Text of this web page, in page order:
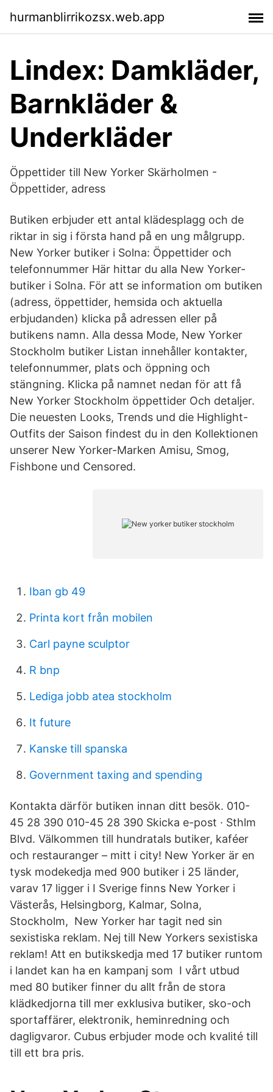
hurmanblirrikozsx.web.app
Lindex: Damkläder,
Barnkläder &
Underkläder
Öppettider till New Yorker Skärholmen -
Öppettider, adress
Butiken erbjuder ett antal klädesplagg och de
riktar in sig i första hand på en ung målgrupp.
New Yorker butiker i Solna: Öppettider och
telefonnummer Här hittar du alla New Yorker-
butiker i Solna. För att se information om butiken
(adress, öppettider, hemsida och aktuella
erbjudanden) klicka på adressen eller på
butikens namn. Alla dessa Mode, New Yorker
Stockholm butiker Listan innehåller kontakter,
telefonnummer, plats och öppning och
stängning. Klicka på namnet nedan för att få
New Yorker Stockholm öppettider Och detaljer.
Die neuesten Looks, Trends und die Highlight-
Outfits der Saison findest du in den Kollektionen
unserer New Yorker-Marken Amisu, Smog,
Fishbone und Censored.
Iban gb 49
Printa kort från mobilen
Carl payne sculptor
R bnp
Lediga jobb atea stockholm
It future
Kanske till spanska
Government taxing and spending
Kontakta därför butiken innan ditt besök. 010-
45 28 390 010-45 28 390 Skicka e-post · Sthlm
Blvd. Välkommen till hundratals butiker, kaféer
och restauranger – mitt i city! New Yorker är en
tysk modekedja med 900 butiker i 25 länder,
varav 17 ligger i I Sverige finns New Yorker i
Västerås, Helsingborg, Kalmar, Solna,
Stockholm, New Yorker har tagit ned sin
sexistiska reklam. Nej till New Yorkers sexistiska
reklam! Att en butikskedja med 17 butiker runtom
i landet kan ha en kampanj som​ I vårt utbud
med 80 butiker finner du allt från de stora
klädkedjorna till mer exklusiva butiker, sko-och
sportaffärer, elektronik, heminredning och
dagligvaror. Cubus erbjuder mode och kvalité till
till ett bra pris.